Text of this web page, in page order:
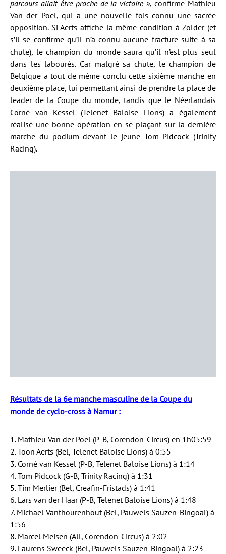
parcours allait être proche de la victoire », confirme Mathieu
Van der Poel, qui a une nouvelle fois connu une sacrée
opposition. Si Aerts affiche la même condition à Zolder (et
s’il se confirme qu’il n’a connu aucune fracture suite à sa
chute), le champion du monde saura qu’il n’est plus seul
dans les labourés. Car malgré sa chute, le champion de
Belgique a tout de même conclu cette sixième manche en
deuxième place, lui permettant ainsi de prendre la place de
leader de la Coupe du monde, tandis que le Néerlandais
Corné van Kessel (Telenet Baloise Lions) a également
réalisé une bonne opération en se plaçant sur la dernière
marche du podium devant le jeune Tom Pidcock (Trinity
Racing).
Résultats de la 6e manche masculine de la Coupe du
monde de cyclo-cross à Namur :
1. Mathieu Van der Poel (P-B, Corendon-Circus) en 1h05:59
2. Toon Aerts (Bel, Telenet Baloise Lions) à 0:55
3. Corné van Kessel (P-B, Telenet Baloise Lions) à 1:14
4. Tom Pidcock (G-B, Trinity Racing) à 1:31
5. Tim Merlier (Bel, Creafin-Fristads) à 1:41
6. Lars van der Haar (P-B, Telenet Baloise Lions) à 1:48
7. Michael Vanthourenhout (Bel, Pauwels Sauzen-Bingoal) à
1:56
8. Marcel Meisen (All, Corendon-Circus) à 2:02
9. Laurens Sweeck (Bel, Pauwels Sauzen-Bingoal) à 2:23